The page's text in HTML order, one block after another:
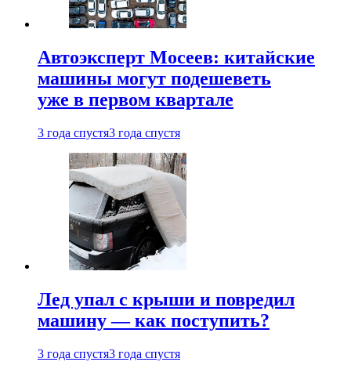
Автоэксперт Мосеев: китайские
машины могут подешеветь
уже в первом квартале
3 года спустя3 года спустя
Лед упал с крыши и повредил
машину — как поступить?
3 года спустя3 года спустя